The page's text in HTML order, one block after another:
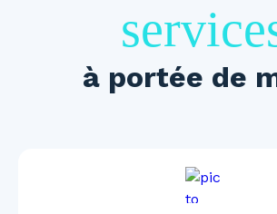
à portée de